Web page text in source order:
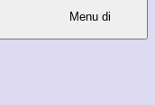
Menu di